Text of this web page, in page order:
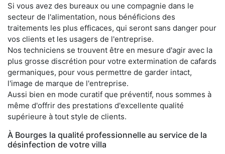
Si vous avez des bureaux ou une compagnie dans le
secteur de l'alimentation, nous bénéficions des
traitements les plus efficaces, qui seront sans danger pour
vos clients et les usagers de l'entreprise.
Nos techniciens se trouvent être en mesure d'agir avec la
plus grosse discrétion pour votre extermination de cafards
germaniques, pour vous permettre de garder intact,
l'image de marque de l'entreprise.
Aussi bien en mode curatif que préventif, nous sommes à
même d'offrir des prestations d'excellente qualité
supérieure à tout style de clients.
À Bourges la qualité professionnelle au service de la
désinfection de votre villa